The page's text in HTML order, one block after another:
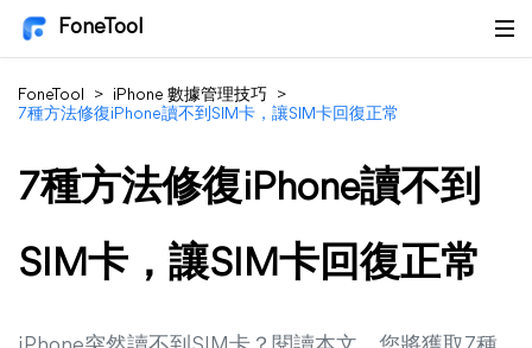
FoneTool
FoneTool > iPhone 數據管理技巧
>
7種方法修復iPhone讀不到SIM卡，讓SIM卡回復正常
7種方法修復iPhone讀不到
SIM卡，讓SIM卡回復正常